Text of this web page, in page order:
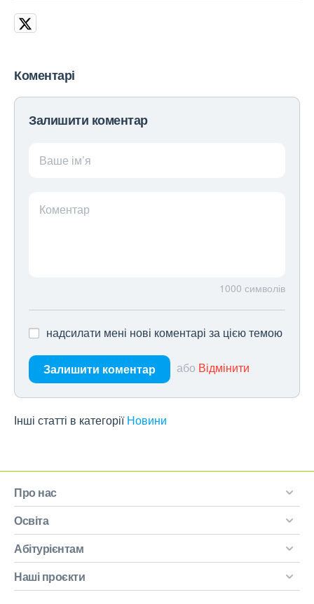
Коментарі
Залишити коментар
Ваше ім’я
Коментар
1000 символів
надсилати мені нові коментарі за цією темою
Залишити коментар або Відмінити
Інші статті в категорії Новини
Про нас
Освіта
Абітурієнтам
Наші проєкти